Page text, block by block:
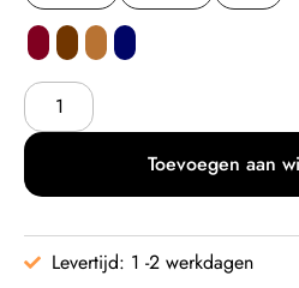
Toevoegen aan
Levertijd: 1 -2 werkdagen